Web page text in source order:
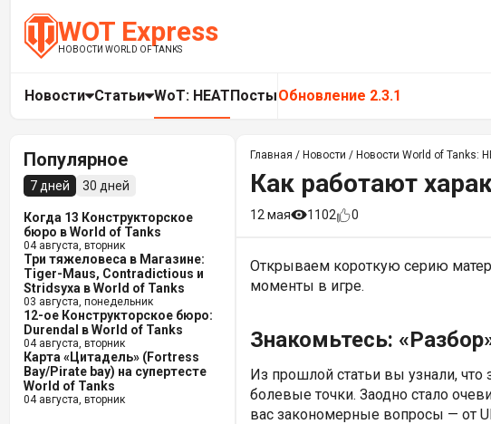
WOT Express
НОВОСТИ WORLD OF TANKS
Новости Статьи WoT: HEATПостыОбновление 2.3.1
Популярное
7 дней 30 дней
Когда 13 Конструкторское
бюро в World of Tanks
04 августа, вторник
Три тяжеловеса в Магазине:
Tiger-Maus, Contradictious и
Stridsyxa в World of Tanks
03 августа, понедельник
12-ое Конструкторское бюро:
Durendal в World of Tanks
04 августа, вторник
Карта «Цитадель» (Fortress
Bay/Pirate bay) на супертесте
World of Tanks
04 августа, вторник
Главная / Новости / Новости World of Tanks:
Как работают
12 мая 1102 0
Открываем короткую серию
моменты в игре.
Знакомьтесь:
Из прошлой статьи вы узнали,
болевые точки. Заодно стало
вас закономерные вопросы — от